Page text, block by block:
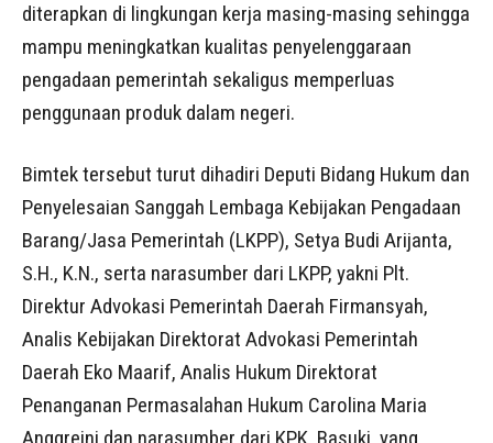
diterapkan di lingkungan kerja masing-masing sehingga
mampu meningkatkan kualitas penyelenggaraan
pengadaan pemerintah sekaligus memperluas
penggunaan produk dalam negeri.
Bimtek tersebut turut dihadiri Deputi Bidang Hukum dan
Penyelesaian Sanggah Lembaga Kebijakan Pengadaan
Barang/Jasa Pemerintah (LKPP), Setya Budi Arijanta,
S.H., K.N., serta narasumber dari LKPP, yakni Plt.
Direktur Advokasi Pemerintah Daerah Firmansyah,
Analis Kebijakan Direktorat Advokasi Pemerintah
Daerah Eko Maarif, Analis Hukum Direktorat
Penanganan Permasalahan Hukum Carolina Maria